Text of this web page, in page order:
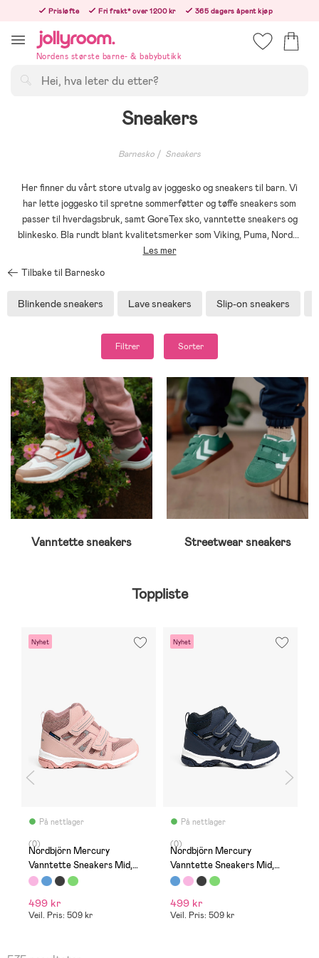
innehållet
Prisløfte Fri frakt* over 1200 kr
365 dagers åpent kjøp
Nordens største barne- & babybutikk
Sneakers
Barnesko Sneakers
Her finner du vårt store utvalg av joggesko og sneakers til barn. Vi
har lette joggesko til spretne sommerføtter og tøffe sneakers som
passer til hverdagsbruk, samt GoreTex sko, vanntette sneakers og
blinkesko. Bla rundt blant kvalitetsmerker som Viking, Puma, Nord...
Les mer
Tilbake til Barnesko
Blinkende sneakers Lave sneakers Slip-on sneakers
Filtrer Sorter
Vanntette sneakers Streetwear sneakers
Toppliste
Nyhet
På nettlager
(0)
Nordbjörn Mercury
Vanntette Sneakers Mid,
Rosa
499 kr
Veil. Pris: 509 kr
Nyhet
På nettlager
(0)
Nordbjörn Mercury
Vanntette Sneakers Mid,
Navy
499 kr
Veil. Pris: 509 kr